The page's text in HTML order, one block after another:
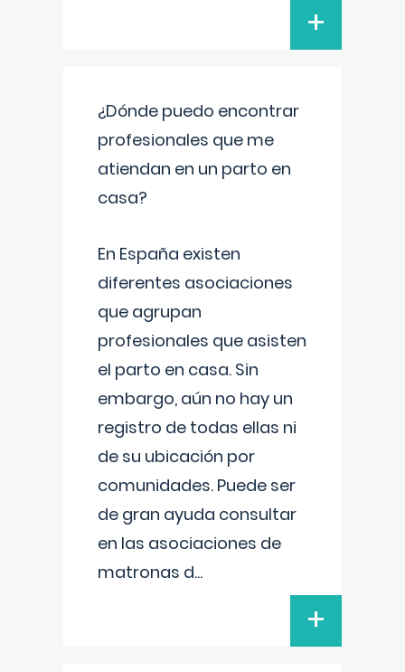
+
¿Dónde puedo encontrar
profesionales que me
atiendan en un parto en
casa?
En España existen
diferentes asociaciones
que agrupan
profesionales que asisten
el parto en casa. Sin
embargo, aún no hay un
registro de todas ellas ni
de su ubicación por
comunidades. Puede ser
de gran ayuda consultar
en las asociaciones de
matronas d...
+